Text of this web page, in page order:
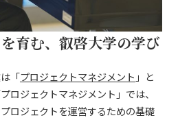
育む、叡啓大学の学び
「プロジェクトマネジメント 」と
ロジェクトマネジメント」では、
ロジェクトを運営するための基礎